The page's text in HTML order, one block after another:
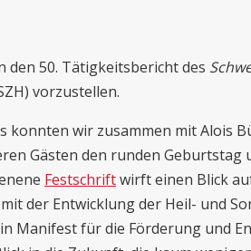
den 50. Tätigkeitsbericht des
vorzustellen.
konnten wir zusammen mit Alois
Gästen den runden
Festschriftwirft einen Blick
der Entwicklung der Heil- und
Manifest für die Förderung und